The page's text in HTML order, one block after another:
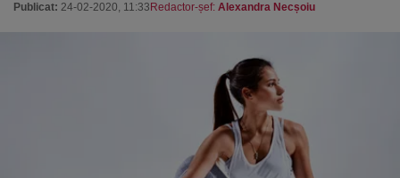
Publicat: 24-02-2020, 11:33 Redactor-șef: Alexandra Necșoiu